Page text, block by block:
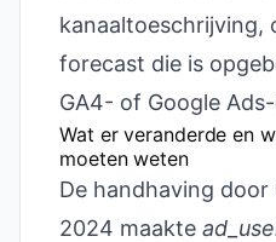
kanaaltoeschrijving,
forecast die is
GA4- of Google
Wat er veranderde en
moeten weten
De handhaving
2024 maakte